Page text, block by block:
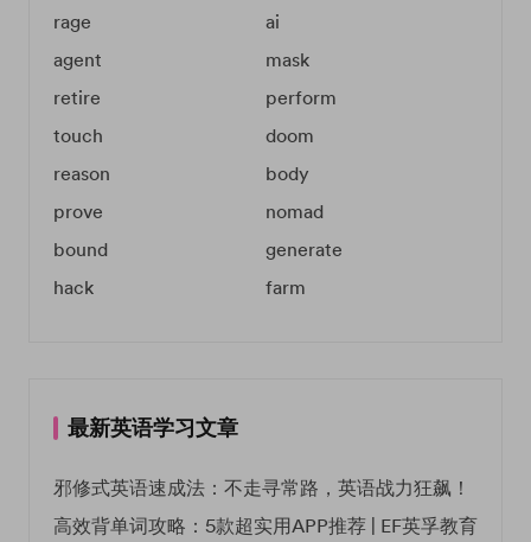
rage
ai
agent
mask
retire
perform
touch
doom
reason
body
prove
nomad
bound
generate
hack
farm
最新英语学习文章
邪修式英语速成法：不走寻常路，英语战力狂飙！
高效背单词攻略：5款超实用APP推荐 | EF英孚教育